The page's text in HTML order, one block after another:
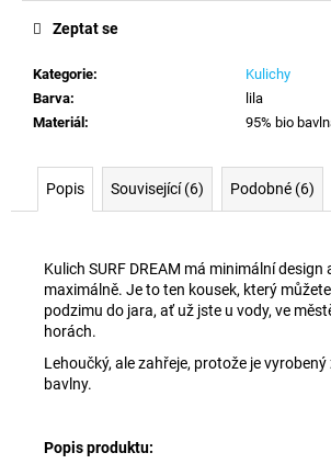
Kategorie:
Kulichy
Barva:
lila
Materiál: 95% bio
Zeptat se
Popis Související (6) Podobné (6)
Kulich SURF DREAM má minimální design
maximálně. Je to ten kousek, který
podzimu do jara, ať už jste u vody, ve
horách.
Lehoučký, ale zahřeje, protože je vyrobený
bavlny.
Popis produktu: